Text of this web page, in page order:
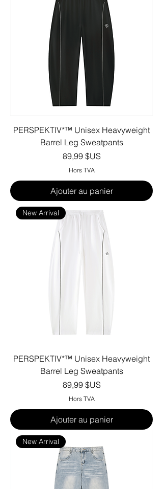
PERSPEKTIV*™️ Unisex Heavyweight
Barrel Leg Sweatpants
Prix
89,99 $US
Hors TVA
Ajouter au panier
New Arrival
PERSPEKTIV*™️ Unisex Heavyweight
Barrel Leg Sweatpants
Prix
89,99 $US
Hors TVA
Ajouter au panier
New Arrival